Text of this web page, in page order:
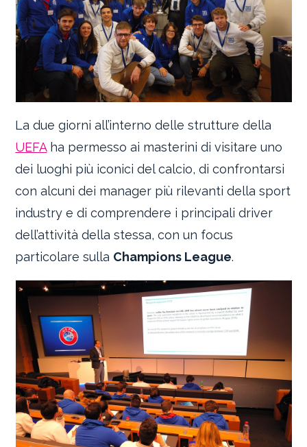
La due giorni all’interno delle strutture della
UEFAha permesso ai masterini di visitare uno
dei luoghi più iconici del calcio, di confrontarsi
con alcuni dei manager più rilevanti della sport
industry e di comprendere i principali driver
dell’attività della stessa, con un focus
particolare sulla Champions League.